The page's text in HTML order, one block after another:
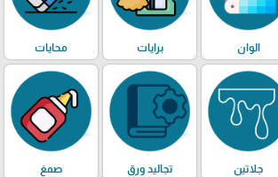
الوان برايات محايات
جلاتين تجاليد ورق صمغ